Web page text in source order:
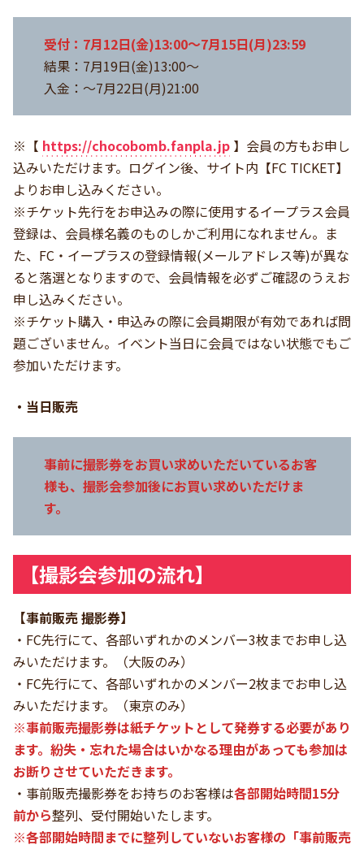
受付：7月12日(金)13:00～7月15日(月)23:59
結果：7月19日(金)13:00～
入金：～7月22日(月)21:00
※【 https://chocobomb.fanpla.jp 】会員の方もお申し
込みいただけます。ログイン後、サイト内【FC TICKET】
よりお申し込みください。
※チケット先行をお申込みの際に使用するイープラス会員
登録は、会員様名義のものしかご利用になれません。ま
た、FC・イープラスの登録情報(メールアドレス等)が異な
ると落選となりますので、会員情報を必ずご確認のうえお
申し込みください。
※チケット購入・申込みの際に会員期限が有効であれば問
題ございません。イベント当日に会員ではない状態でもご
参加いただけます。
・当日販売
事前に撮影券をお買い求めいただいているお客
様も、撮影会参加後にお買い求めいただけま
す。
【撮影会参加の流れ】
【事前販売 撮影券】
・FC先行にて、各部いずれかのメンバー3枚までお申し込
みいただけます。（大阪のみ）
・FC先行にて、各部いずれかのメンバー2枚までお申し込
みいただけます。（東京のみ）
※事前販売撮影券は紙チケットとして発券する必要があり
ます。 紛失・忘れた場合はいかなる理由があっても参加は
お断りさせていただきます。
・事前販売撮影券をお持ちのお客様は各部開始時間15分
前から整列、受付開始いたします。
※各部開始時間までに整列していないお客様の「事前販売